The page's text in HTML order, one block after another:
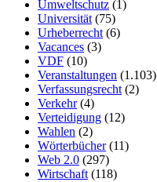
Umweltschutz (1)
Universität (75)
Urheberrecht (6)
Vacances (3)
VDF (10)
Veranstaltungen (1.103)
Verfassungsrecht (2)
Verkehr(4)
Verteidigung (12)
Wahlen (2)
Wörterbücher(11)
Web 2.0 (297)
Wirtschaft (118)